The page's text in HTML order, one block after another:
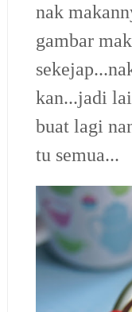
nak
gambar
kan...jadi
buat lagi
tu semua...